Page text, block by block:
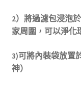
2）將過濾包浸泡
家周圍，可以淨化
3)可將內裝袋放置
神）